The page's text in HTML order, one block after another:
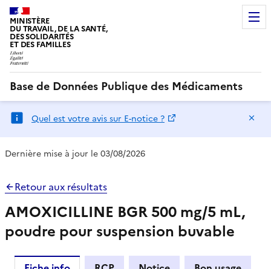
MINISTÈRE
DU TRAVAIL, DE LA SANTÉ,
DES SOLIDARITÉS
ET DES FAMILLES
Base de Données Publique des Médicaments
Quel est votre avis sur E-notice ?
Dernière mise à jour le 03/08/2026
Retour aux résultats
AMOXICILLINE BGR 500 mg/5 mL,
poudre pour suspension buvable